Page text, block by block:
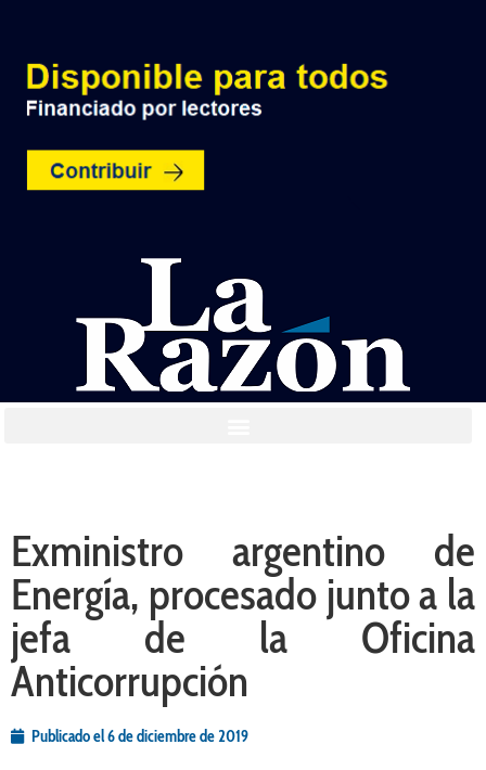
Exministro argentino de
Energía, procesado junto a la
jefa de la Oficina
Anticorrupción
Publicado el6 de diciembre de 2019